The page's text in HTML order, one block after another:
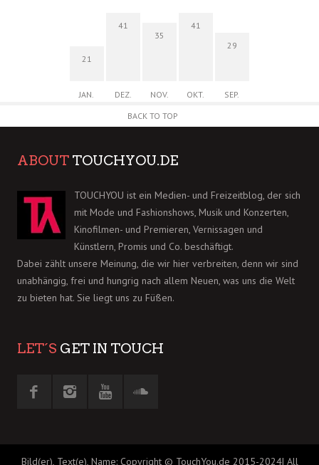
21
JAN.
41
DEZ.
35
NOV.
41
OKT.
29
SEP.
BACK TO TOP
ABOUT TOUCHYOU.DE
TOUCHYOU ist ein Medien- und Freizeitblog, der sich
mit Mode und Fashionshows, Musik und Konzerten,
Kinofilmen- und Premieren, Vernissagen und
Künstlern, Promis und Co. beschäftigt.
Dabei zählt unsere Meinung, die wir hier verbreiten, denn wir sind
unabhängig, frei und hungrig nach allem Neuen, was uns die Welt
zu bieten hat. Sie liegt uns zu Füßen.
LET´S GET IN TOUCH
Bild(er), Text(e), Name: Copyright © TouchYou.de 2015-2024| All